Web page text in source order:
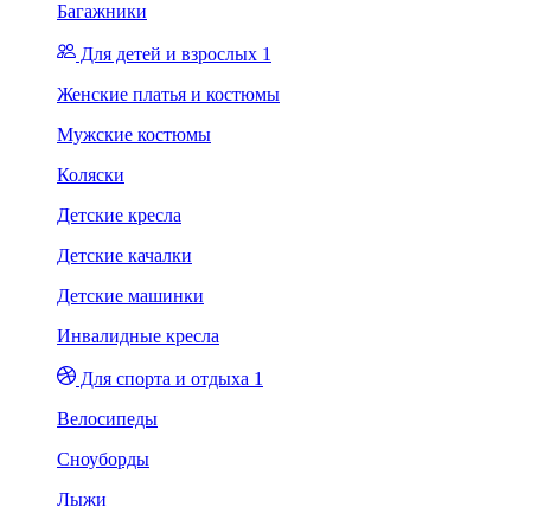
Багажники
Для детей и взрослых 1
Женские платья и костюмы
Мужские костюмы
Коляски
Детские кресла
Детские качалки
Детские машинки
Инвалидные кресла
Для спорта и отдыха 1
Велосипеды
Сноуборды
Лыжи